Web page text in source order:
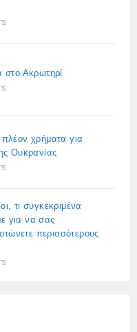
στο Ακρωτηρί
χρήματα για
Ουκρανίας
τι συγκεκριμένα
για να σας
περισσότερους